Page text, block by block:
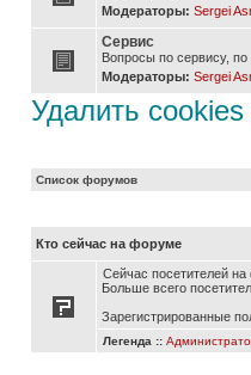
Модераторы: Sergei
Сервис
Вопросы по сервису,
Модераторы: Sergei
Удалить
Список форумов
Кто сейчас на форуме
Сейчас посетителей
Больше всего
Зарегистрированные
Легенда ::